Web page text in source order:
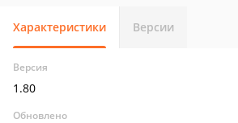
Характеристики Версии
Версия
1.80
Обновлено